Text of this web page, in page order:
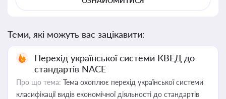
Теми, які можуть вас зацікавити:
Перехід української системи КВЕД до
стандартів NACE
Про що тема: Тема охоплює перехід української системи
класифікації видів економічної діяльності до стандартів